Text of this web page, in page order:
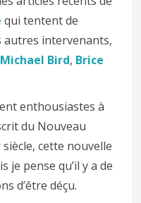
qui tentent de
autres intervenants,
Michael Bird, Brice
enthousiastes à
du Nouveau
cette nouvelle
je pense qu’il y a de
d’être déçu.